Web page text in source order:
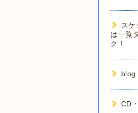
ス
は一覧
ク！
blog
CD